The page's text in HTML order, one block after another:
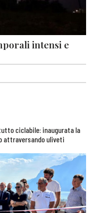
intensi e
ciclabile: inaugurata la
attraversando uliveti